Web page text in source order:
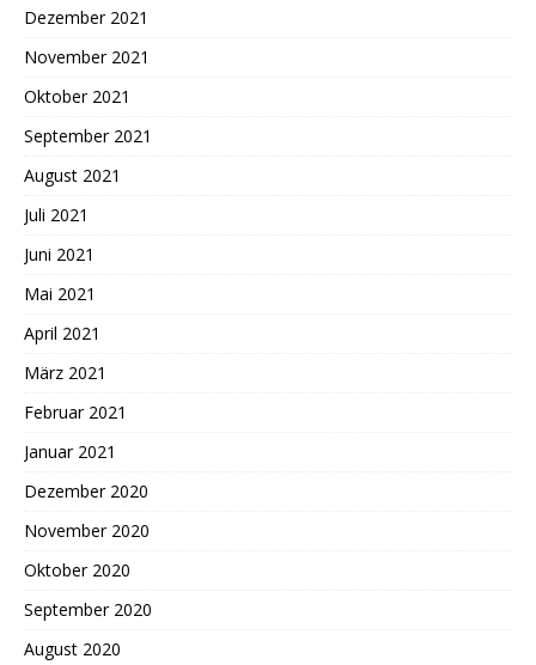
Dezember 2021
November 2021
Oktober 2021
September 2021
August 2021
Juli 2021
Juni 2021
Mai 2021
April 2021
März 2021
Februar 2021
Januar 2021
Dezember 2020
November 2020
Oktober 2020
September 2020
August 2020